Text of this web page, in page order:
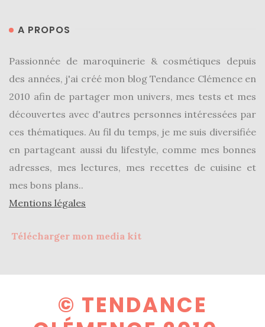
A PROPOS
Passionnée de maroquinerie & cosmétiques depuis
des années, j'ai créé mon blog Tendance Clémence en
2010 afin de partager mon univers, mes tests et mes
découvertes avec d'autres personnes intéressées par
ces thématiques. Au fil du temps, je me suis diversifiée
en partageant aussi du lifestyle, comme mes bonnes
adresses, mes lectures, mes recettes de cuisine et
mes bons plans..
Mentions légales
Télécharger mon media kit
© TENDANCE